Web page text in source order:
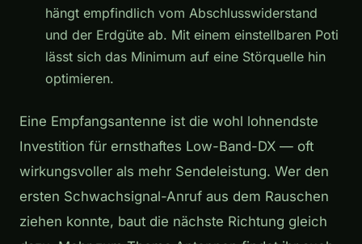
hängt empfindlich vom Abschlusswiderstand
und der Erdgüte ab. Mit einem einstellbaren Poti
lässt sich das Minimum auf eine Störquelle hin
optimieren.
Eine Empfangsantenne ist die wohl lohnendste
Investition für ernsthaftes Low-Band-DX — oft
wirkungsvoller als mehr Sendeleistung. Wer den
ersten Schwachsignal-Anruf aus dem Rauschen
ziehen konnte, baut die nächste Richtung gleich